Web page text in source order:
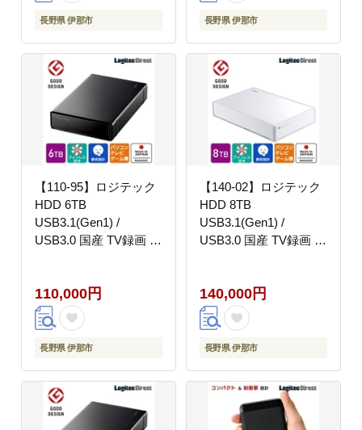
長野県 伊那市 長野県 伊那市
【110-95】ロジテック
HDD 6TB
USB3.1(Gen1) /
USB3.0 国産 TV録画 省
EN60U3WS】
110,000円
長野県 伊那市
【140-02】ロジテック
HDD 8TB
USB3.1(Gen1) /
USB3.0 国産 TV録画 省
EN80U3WSWH】
140,000円
長野県 伊那市